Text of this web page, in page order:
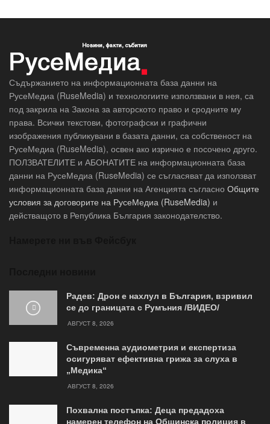
Съдържанието на информационната база данни на
РусеМедиа (RuseMedia) и технологиите използвани в нея, са
под закрила на Закона за авторското право и сродните му
права. Всички текстови, фотографски и графични
изображения публикувани в базата данни, са собственост на
РусеМедиа (RuseMedia), освен ако изрично е посочено друго.
ПОЛЗВАТЕЛИТЕ и АБОНАТИТЕ на информационната база
данни на РусеМедиа (RuseMedia) се съгласяват да използват
информационната база данни на Агенцията съгласно Общите
условия за договорите на РусеМедиа (RuseMedia) и
действащото в Република България законодателство.
Радев: Дрон е нахлул в България, взривил
се до границата с Румъния /ВИДЕО/
АВГУСТ 8, 2026
Съвременна аудиометрия и експертиза
осигуряват ефективна грижа за слуха в
„Медика“
АВГУСТ 8, 2026
Похвална постъпка: Деца предадоха
намерен телефон на Общинска полиция в